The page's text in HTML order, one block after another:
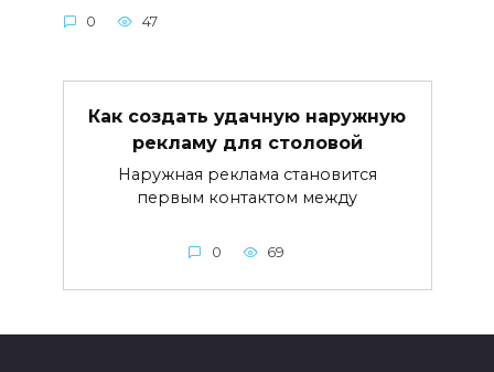
0 47
Как создать удачную наружную
рекламу для столовой
Наружная реклама становится
первым контактом между
0 69